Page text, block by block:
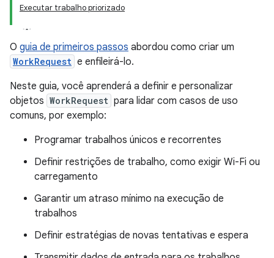
Executar trabalho priorizado
O guia de primeiros passos abordou como criar um
WorkRequest e enfileirá-lo.
Neste guia, você aprenderá a definir e personalizar
objetos WorkRequest para lidar com casos de uso
comuns, por exemplo:
Programar trabalhos únicos e recorrentes
Definir restrições de trabalho, como exigir Wi-Fi ou
carregamento
Garantir um atraso mínimo na execução de
trabalhos
Definir estratégias de novas tentativas e espera